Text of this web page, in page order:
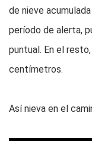
de nieve
período de alerta,
puntual. En el
centímetros.
Así nieva en el